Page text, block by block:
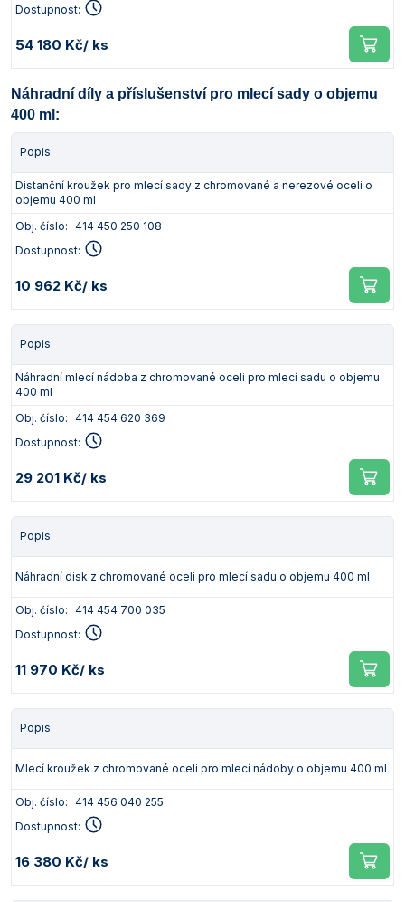
Dostupnost:
54 180 Kč/ ks
Náhradní díly a příslušenství pro mlecí sady o objemu
400 ml:
Popis
Distanční kroužek pro mlecí sady z chromované a nerezové oceli o
objemu 400 ml
Obj. číslo: 414 450 250 108
Dostupnost:
10 962 Kč/ ks
Popis
Náhradní mlecí nádoba z chromované oceli pro mlecí sadu o objemu
400 ml
Obj. číslo: 414 454 620 369
Dostupnost:
29 201 Kč/ ks
Popis
Náhradní disk z chromované oceli pro mlecí sadu o objemu 400 ml
Obj. číslo: 414 454 700 035
Dostupnost:
11 970 Kč/ ks
Popis
Mlecí kroužek z chromované oceli pro mlecí nádoby o objemu 400 ml
Obj. číslo: 414 456 040 255
Dostupnost:
16 380 Kč/ ks